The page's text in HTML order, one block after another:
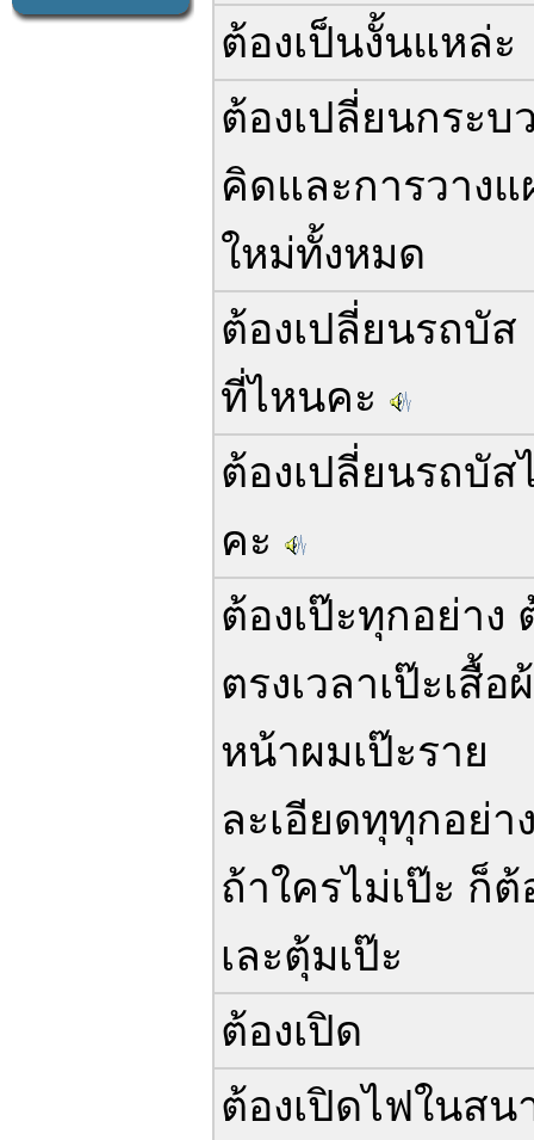
ต้องเป็นงั้นแหล่ะ
ต้องเปลี่ยนกระบ
คิดและการวางแ
ใหม่ทั้งหมด
ต้องเปลี่ยนรถบัส
ที่ไหนคะ
ต้องเปลี่ยนรถบัส
คะ
ต้องเป๊ะทุกอย่าง
ตรงเวลาเป๊ะเสื้อ
หน้าผมเป๊ะราย
ละเอียดทุทุกอย่า
ถ้าใครไม่เป๊ะ ก็ต้
เละตุ้มเป๊ะ
ต้องเปิด
ต้องเปิดไฟในสน